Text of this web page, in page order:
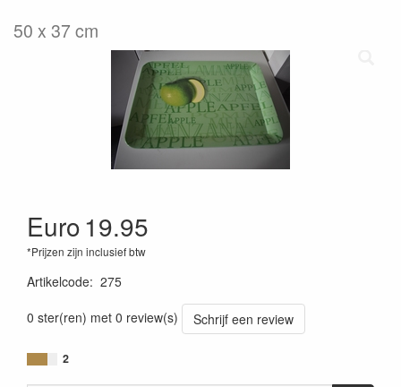
50 x 37 cm
Euro19.95
*Prijzen zijn inclusief btw
Artikelcode: 275
0 ster(ren) met 0 review(s)
Schrijf een review
2